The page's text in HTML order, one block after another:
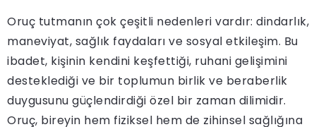
Oruç tutmanın çok çeşitli nedenleri vardır: dindarlık,
maneviyat, sağlık faydaları ve sosyal etkileşim. Bu
ibadet, kişinin kendini keşfettiği, ruhani gelişimini
desteklediği ve bir toplumun birlik ve beraberlik
duygusunu güçlendirdiği özel bir zaman dilimidir.
Oruç, bireyin hem fiziksel hem de zihinsel sağlığına